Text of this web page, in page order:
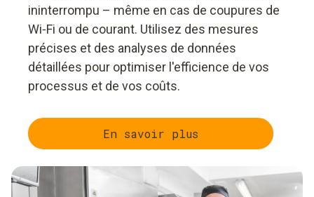
ininterrompu – même en cas de coupures de
Wi‑Fi ou de courant. Utilisez des mesures
précises et des analyses de données
détaillées pour optimiser l'efficience de vos
processus et de vos coûts.
En savoir plus